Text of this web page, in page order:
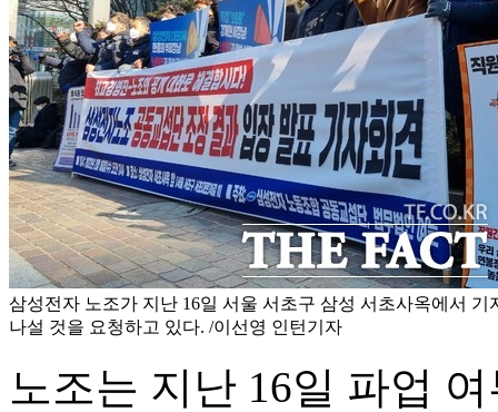
삼성전자 노조가 지난 16일 서울 서초구 삼성 서초사옥에서
나설 것을 요청하고 있다. /이선영 인턴기자
노조는 지난 16일 파업